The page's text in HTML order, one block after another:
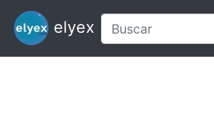
elyex